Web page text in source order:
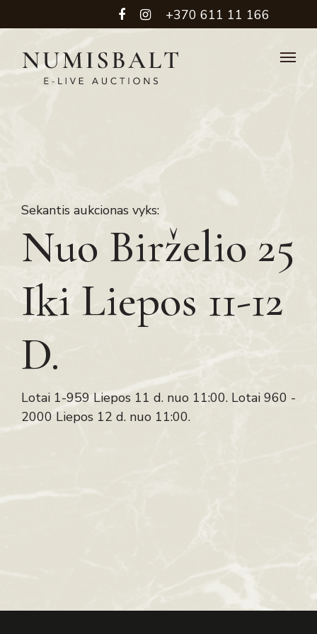
+370 611 11 166
Sekantis aukcionas vyks:
Nuo Birželio 25
Iki Liepos 11-12
D.
Lotai 1-959 Liepos 11 d. nuo 11:00. Lotai 960 -
2000 Liepos 12 d. nuo 11:00.